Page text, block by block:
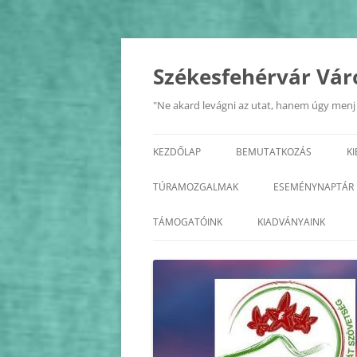
Kilépés
tartalomba
Székesfehérvár
"Ne akard levágni az utat, hanem úgy
KEZDŐLAP BEMUTATKOZÁS
A SZÖVETSÉG
ALAPSZABÁLY
KÖZHASZNÚSÁGI JELENTÉS
TÚRAMOZGALMAK
BALATON KÖRTÚRA
FEJÉR MEGYE KASTÉLYAI
FEJÉR MEGYE KERÉKPÁROS
ESEMÉNYNAPTÁR
2026
2024
2023
2022
TÁMOGATÓINK KIADVÁNYAINK